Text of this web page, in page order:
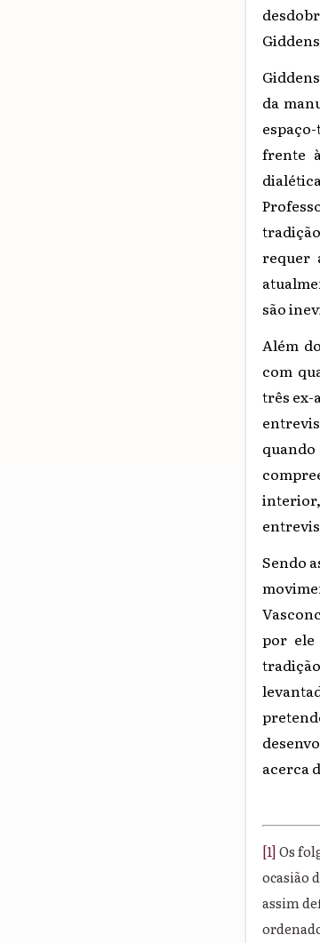
da
frente
requer
são
Além
com
três ex-
interior,
Sendo
por ele
acerca
[1]Os
ocasião
assim